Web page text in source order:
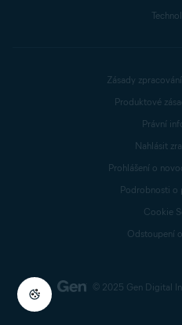
© 2025 Gen Digital
Zásady
Produktové
Právní
Nahlásit
Prohlášení o
Podrobnosti o
Cookie
Odstoupení